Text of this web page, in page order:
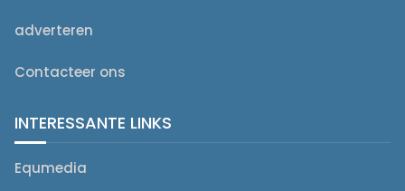
adverteren
Contacteer ons
INTERESSANTE LINKS
Equmedia